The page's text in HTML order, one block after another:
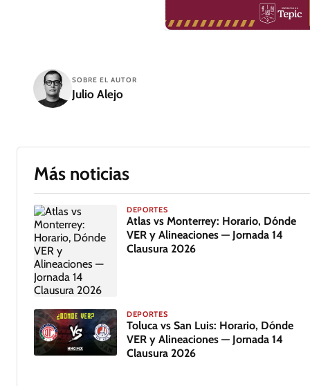
SOBRE EL AUTOR
Julio Alejo
Más noticias
DEPORTES
Atlas vs Monterrey: Horario, Dónde
VER y Alineaciones — Jornada 14
Clausura 2026
DEPORTES
Toluca vs San Luis: Horario, Dónde
VER y Alineaciones — Jornada 14
Clausura 2026